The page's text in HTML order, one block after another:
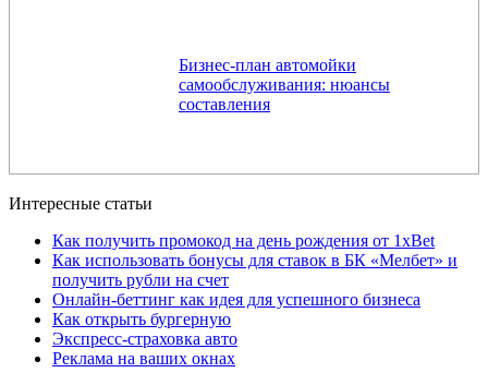
Бизнес-план автомойки
самообслуживания: нюансы
составления
Интересные статьи
Как получить промокод на день рождения от 1xBet
Как использовать бонусы для ставок в БК «Мелбет» и
получить рубли на счет
Онлайн-беттинг как идея для успешного бизнеса
Как открыть бургерную
Экспресс-страховка авто
Реклама на ваших окнах